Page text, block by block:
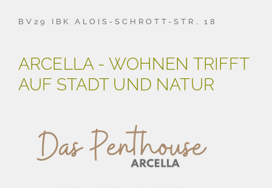
BV29 IBK ALOIS-SCHROTT-STR. 18
ARCELLA - WOHNEN TRIFFT
AUF STADT UND NATUR